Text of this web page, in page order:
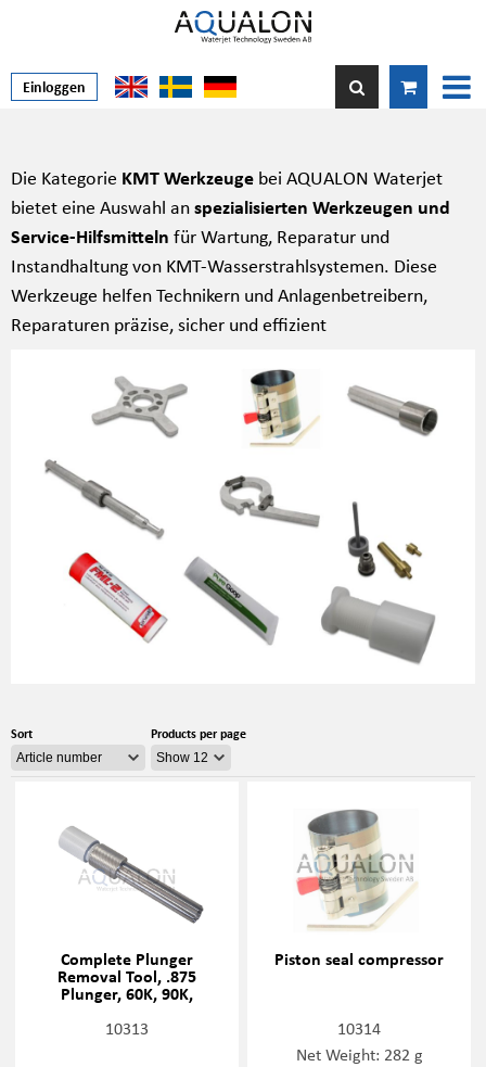
Einloggen
Die Kategorie KMT Werkzeuge bei AQUALON Waterjet
bietet eine Auswahl anspezialisierten Werkzeugen und
Service-Hilfsmitteln für Wartung, Reparatur und
Instandhaltung von KMT-Wasserstrahlsystemen. Diese
Werkzeuge helfen Technikern und Anlagenbetreibern,
Reparaturen präzise, sicher und effizient
Sort Products per page
Complete Plunger
Removal Tool, .875
Plunger, 60K, 90K,
20477460
10313
Piston seal compressor
10314
Net Weight: 282 g